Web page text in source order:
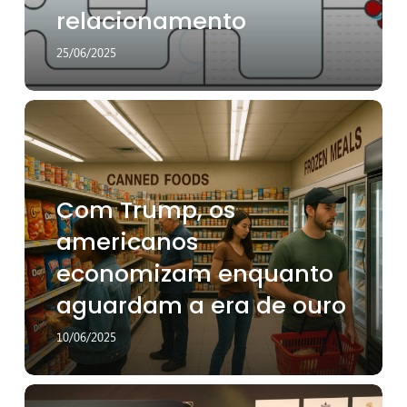
de
relacionamento
relacionamento
25/06/2025
Com
Trump,
os
americanos
economizam
enquanto
aguardam
a
era
de
ouro
Com Trump, os
americanos
economizam enquanto
aguardam a era de ouro
10/06/2025
Os